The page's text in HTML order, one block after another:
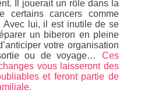
Il jouerait un rôle dans la
certains cancers comme
Avec lui, il est inutile de se
un biberon en pleine
votre organisation
ou de voyage… Ces
vous laisseront des
et feront partie de